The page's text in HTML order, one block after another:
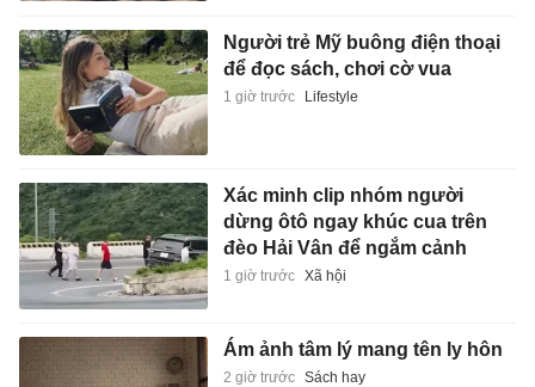
Người trẻ Mỹ buông điện thoại
để đọc sách, chơi cờ vua
1 giờ trước Lifestyle
Xác minh clip nhóm người
dừng ôtô ngay khúc cua trên
đèo Hải Vân để ngắm cảnh
1 giờ trước Xã hội
Ám ảnh tâm lý mang tên ly hôn
2 giờ trước Sách hay